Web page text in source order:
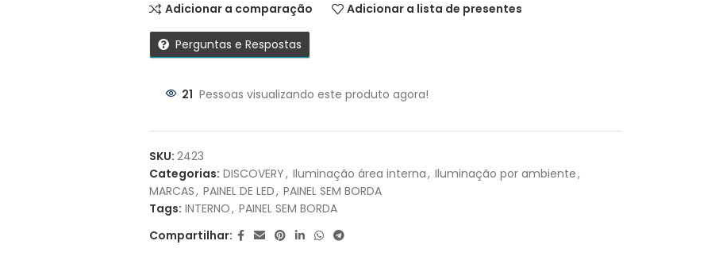
1X DE
2X DER$34,90SEM JUROS
3X DE 23,27 SEM JUROS
Adicionar a comparação Adicionar a lista de presentes
Perguntas e Respostas
21 Pessoas visualizando este produto agora!
SKU: 2423
Categorias: DISCOVERY, Iluminação área interna, Iluminação por ambiente,
MARCAS, PAINEL DE LED, PAINEL SEM BORDA
Tags: INTERNO, PAINEL SEM BORDA
Compartilhar: